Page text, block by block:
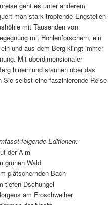
geht es unter anderem
man stark tropfende Engstellen
mit Tausenden von
mit Höhlenforschern, ein
und aus dem Berg klingt immer
Mit überdimensionaler
hinein und staunen über das
Sie selbst eine faszinierende Reise
folgende Editionen:
der Alm
grünen Wald
plätschernden Bach
tiefen Dschungel
am Froschweiher